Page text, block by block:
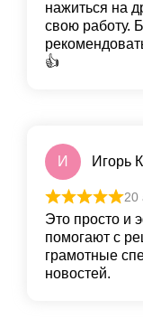
нажиться на
свою работу.
👍
И Игорь
20
Это просто и
помогают с
грамотные
новостей.